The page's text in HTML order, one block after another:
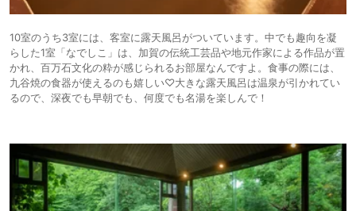
10室のうち3室には、客室に露天風呂がついています。中でも趣向を凝
らした1室「なでしこ」は、加賀の伝統工芸品や地元作家による作品が置
かれ、百万石文化の粋が感じられるお部屋なんですよ。食事の際には、
九谷焼の食器が使えるのも嬉しい♡大きな露天風呂は温泉が引かれてい
るので、深夜でも早朝でも、何度でも名湯を楽しんで！